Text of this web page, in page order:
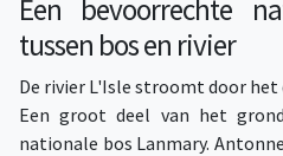
Een bevoorrechte
tussen bos en rivier
De rivier L'Isle stroomt door
Een groot deel van het
nationale bos Lanmary.